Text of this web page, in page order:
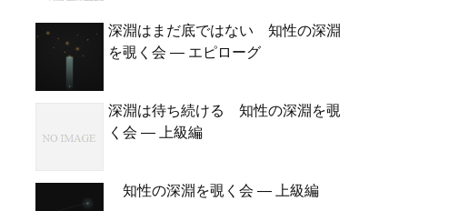
深淵はまだ底ではない 知性の深淵
を覗く会 — エピローグ
深淵は待ち続ける 知性の深淵を覗
く会 — 上級編
知性の深淵を覗く会 — 上級編